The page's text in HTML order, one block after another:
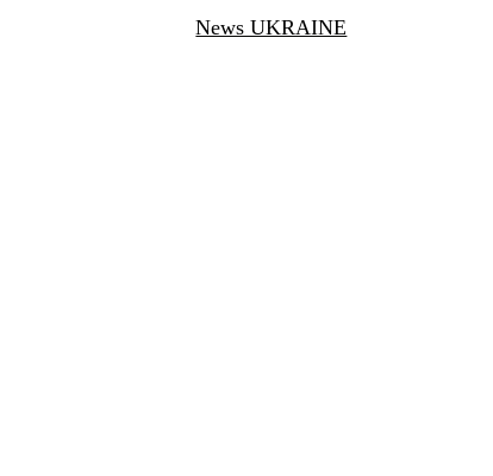
News UKRAINE